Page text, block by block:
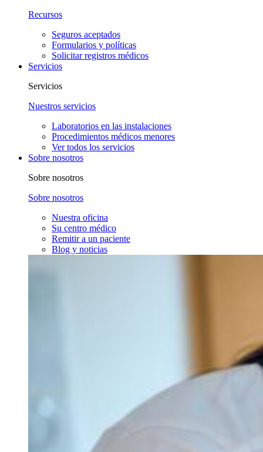
Recursos
Seguros aceptados
Formularios y políticas
Solicitar registros médicos
Servicios
Servicios
Nuestros servicios
Laboratorios en las instalaciones
Procedimientos médicos menores
Ver todos los servicios
Sobre nosotros
Sobre nosotros
Sobre nosotros
Nuestra oficina
Su centro médico
Remitir a un paciente
Blog y noticias